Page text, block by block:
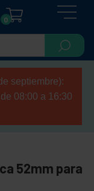
0
septiembre):
08:00 a 16:30
52mm para